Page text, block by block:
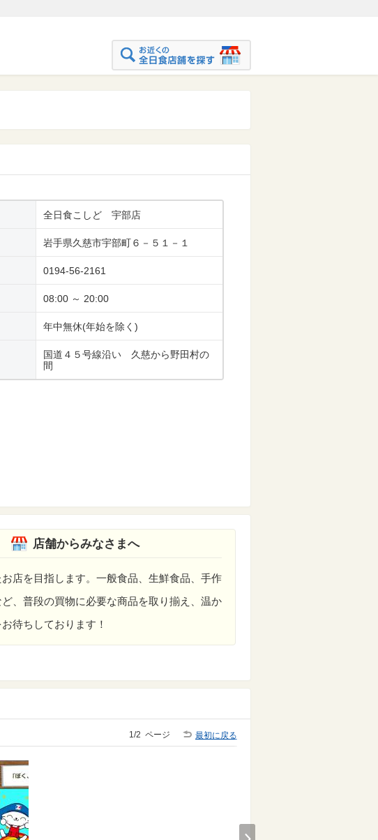
全日食こしど 宇部店
岩手県久慈市宇部町６－５１－１
0194-56-2161
08:00 ～ 20:00
年中無休(年始を除く)
国道４５号線沿い 久慈から野田村の
間
店舗からみなさまへ
店を目指します。一般食品、生鮮食品、手作
ど、普段の買物に必要な商品を取り揃え、温か
待ちしております！
最初に戻る
1/2 ページ